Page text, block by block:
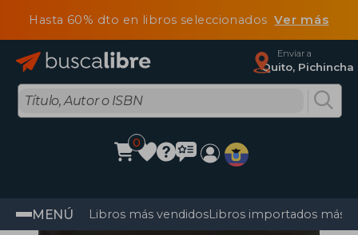
Hasta 60% dto en libros seleccionadosVer más
Enviar a
Quito, Pichincha
0
MENÚ Libros más vendidosLibros importados más